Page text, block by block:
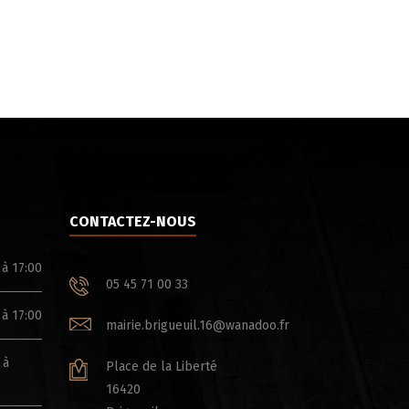
17:00
17:00
CONTACTEZ-NOUS
05 45 71 00 33
mairie.brigueuil.16@wanadoo.fr
Place de la Liberté
16420